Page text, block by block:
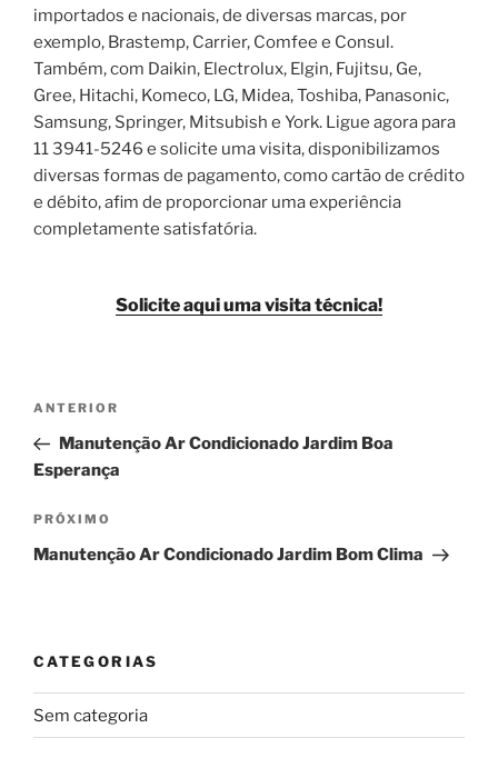
importados e nacionais, de diversas marcas, por
exemplo, Brastemp, Carrier, Comfee e Consul.
Também, com Daikin, Electrolux, Elgin, Fujitsu, Ge,
Gree, Hitachi, Komeco, LG, Midea, Toshiba, Panasonic,
Samsung, Springer, Mitsubish e York. Ligue agora para
11 3941-5246 e solicite uma visita, disponibilizamos
diversas formas de pagamento, como cartão de crédito
e débito, afim de proporcionar uma experiência
completamente satisfatória.
Solicite aqui uma visita técnica!
Navegação
Post
Post
anterior
ANTERIOR
Manutenção Ar Condicionado Jardim Boa
Esperança
Próximo
post
PRÓXIMO
Manutenção Ar Condicionado Jardim Bom Clima
CATEGORIAS
Sem categoria